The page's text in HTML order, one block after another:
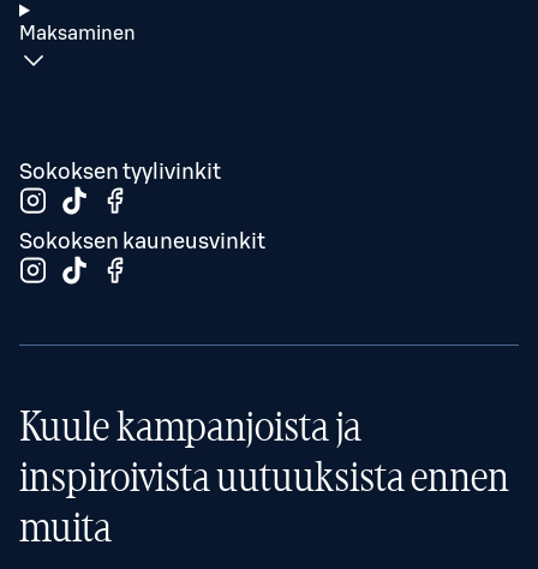
Maksaminen
Sokoksen tyylivinkit
Sokoksen kauneusvinkit
Kuule kampanjoista ja
inspiroivista uutuuksista ennen
muita